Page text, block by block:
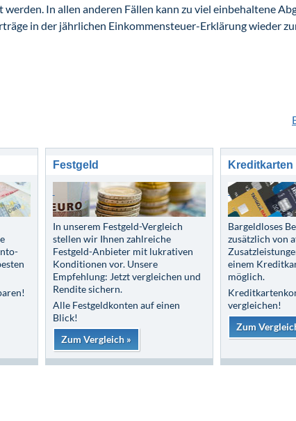
werden. In allen anderen Fällen kann zu viel einbehaltene
in der jährlichen Einkommensteuer-Erklärung wieder
Festgeld
In unserem Festgeld-Vergleich
stellen wir Ihnen zahlreiche
Festgeld-Anbieter mit lukrativen
Konditionen vor. Unsere
Empfehlung: Jetzt vergleichen und
Rendite sichern.
Alle Festgeldkonten auf einen
Blick!
Zum Vergleich »
Kreditkarten
Bargeldloses
zusätzlich von
einem
möglich.
vergleichen!
Zum